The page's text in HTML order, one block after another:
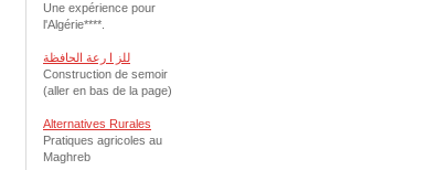
Une expérience pour
l'Algérie****.
للز ا رعة الحافظة
Construction de semoir
(aller en bas de la page)
Alternatives Rurales
Pratiques agricoles au
Maghreb